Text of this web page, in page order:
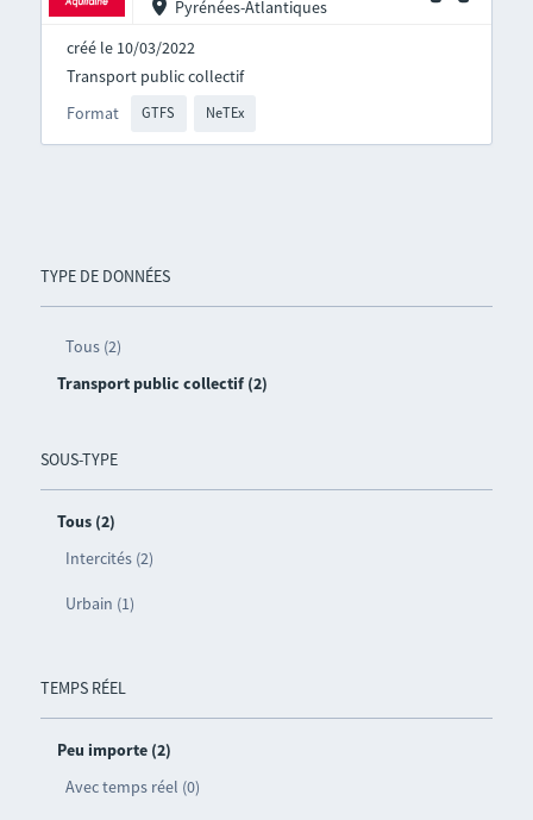
TYPE DE DONNÉES
Tous (2)
Transport public collectif (2)
SOUS-TYPE
Tous (2)
Intercités (2)
Urbain (1)
TEMPS RÉEL
Peu importe (2)
Avec temps réel (0)
Pyrénées-Atlantiques
créé le 10/03/2022
Format GTFS NeTEx
Transport public collectif